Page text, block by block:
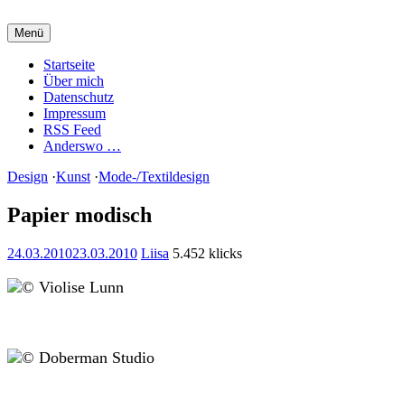
Inhalt
springen
Charming Quark
Menü
Startseite
Über mich
Datenschutz
Impressum
RSS Feed
Anderswo …
Design ·Kunst ·Mode-/Textildesign
Papier modisch
24.03.201023.03.2010 Liisa 5.452 klicks